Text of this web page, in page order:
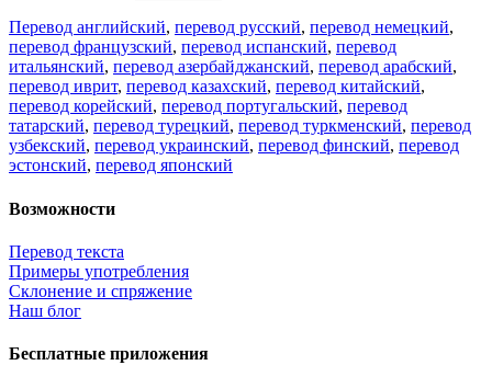
Перевод английский, перевод русский, перевод немецкий,
перевод французский, перевод испанский, перевод
итальянский, перевод азербайджанский, перевод арабский,
перевод иврит, перевод казахский, перевод китайский,
перевод корейский, перевод португальский, перевод
татарский, перевод турецкий, перевод туркменский, перевод
узбекский, перевод украинский, перевод финский, перевод
эстонский, перевод японский
Возможности
Перевод текста
Примеры употребления
Склонение и спряжение
Наш блог
Бесплатные приложения